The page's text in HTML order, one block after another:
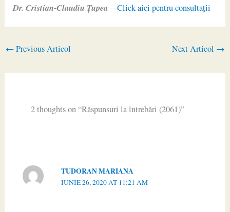
Dr. Cristian-Claudiu Ţupea –Click aici pentru consultaţii
← Previous Articol Next Articol →
2 thoughts on “Răspunsuri la întrebări (2061)”
TUDORAN MARIANA
IUNIE 26, 2020 AT 11:21 AM